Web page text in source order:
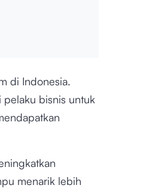
di Indonesia.
bisnis untuk
menarik lebih